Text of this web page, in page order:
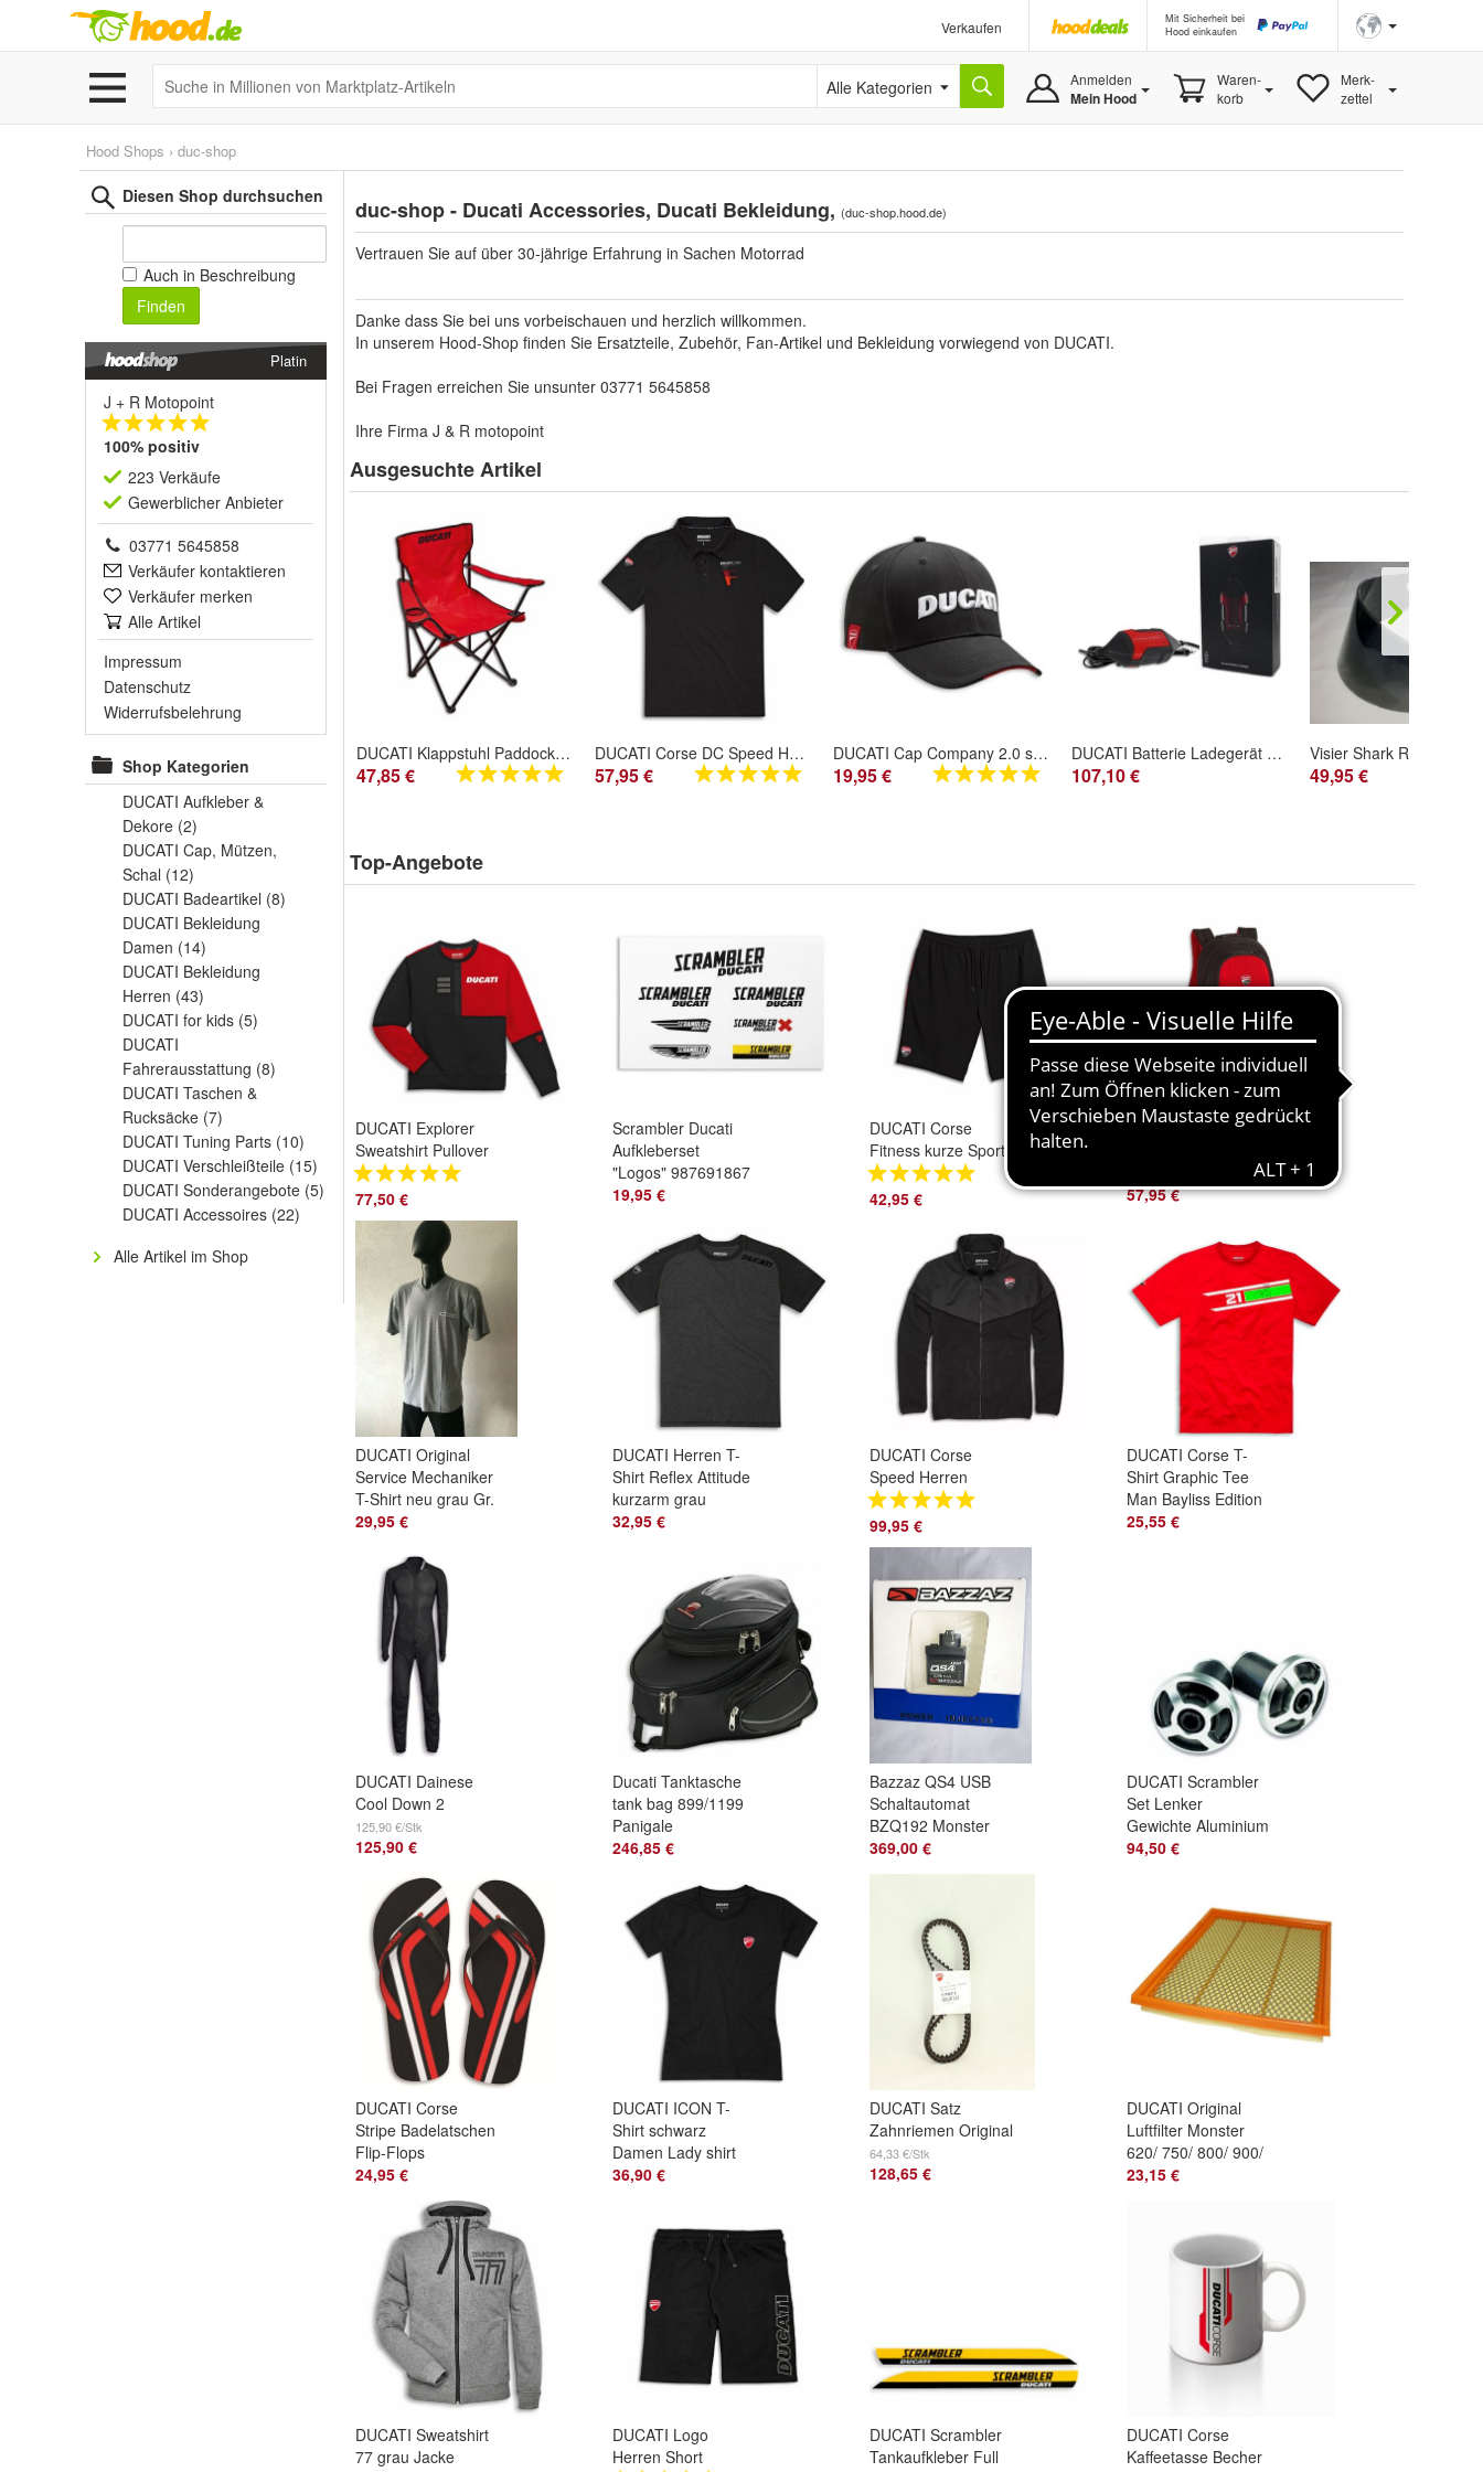
Verkaufen
Mit Sicherheit bei
Hood einkaufen
Alle Kategorien Anmelden
Mein Hood
Waren-
korb
Merk-
zettel
Hood Shops › duc-shop
Diesen Shop durchsuchen
Auch in Beschreibung
Finden
Platin
J + R Motopoint
100% positiv
223 Verkäufe
Gewerblicher Anbieter
03771 5645858
Verkäufer kontaktieren
Verkäufer merken
Alle Artikel
Impressum
Datenschutz
Widerrufsbelehrung
Shop Kategorien
DUCATI Aufkleber &
Dekore (2)
DUCATI Cap, Mützen,
Schal (12)
DUCATI Badeartikel (8)
DUCATI Bekleidung
Damen (14)
DUCATI Bekleidung
Herren (43)
DUCATI for kids (5)
DUCATI
Fahrerausstattung (8)
DUCATI Taschen &
Rucksäcke (7)
DUCATI Tuning Parts (10)
DUCATI Verschleißteile (15)
DUCATI Sonderangebote (5)
DUCATI Accessoires (22)
Alle Artikel im Shop
duc-shop - Ducati Accessories, Ducati Bekleidung, (duc-shop.hood.de)
Vertrauen Sie auf über 30-jährige Erfahrung in Sachen Motorrad
Danke dass Sie bei uns vorbeischauen und herzlich willkommen.
In unserem Hood-Shop finden Sie Ersatzteile, Zubehör, Fan-Artikel und Bekleidung vorwiegend von DUCATI.
Bei Fragen erreichen Sie unsunter 03771 5645858
Ihre Firma J & R motopoint
Ausgesuchte Artikel
DUCATI Klappstuhl Paddock Stuhl rot NEU 987800960
47,85 €
DUCATI Corse DC Speed Herren Polo Shirt schwarz T-Shirt black 987710766 kurzarm
57,95 €
DUCATI Cap Company 2.0 schwarz Kappe Basecap Mütze black 987701752
19,95 €
DUCATI Batterie Ladegerät mit Euro5 Adapter Battery Charger 69928471B
107,10 € 49,95 €
Top-Angebote
DUCATI Explorer
Sweatshirt Pullover
Herren Rundhals
schwarz rot
98770955
77,50 €
Scrambler Ducati
Aufkleberset
"Logos" 987691867
19,95 €
DUCATI Corse
Fitness kurze Sport
Hose Shorts
Sportswear schwarz
42,95 €
DUCATI Corse
987713271
57,95 €
DUCATI Original
Service Mechaniker
T-Shirt neu grau Gr.
XL
29,95 €
DUCATI Herren T-
Shirt Reflex Attitude
kurzarm grau
reflektierend
32,95 €
DUCATI Corse
Speed Herren
Fleecejacke
Sherpa-Fleece
schwarz 98771073
99,95 €
DUCATI Corse T-
Shirt Graphic Tee
Man Bayliss Edition
rot 98770459
25,55 €
DUCATI Dainese
Cool Down 2
Unterziehanzug
Racing Unteranzug
125,90 €/Stk
125,90 €
Ducati Tanktasche
tank bag 899/1199
Panigale
96780231A
246,85 €
Bazzaz QS4 USB
Schaltautomat
BZQ192 Monster
696 09-13 / 796 10-
12 Eurospec
369,00 €
DUCATI Scrambler
Set Lenker
Gewichte Aluminium
Handlebars Weights
94,50 €
DUCATI Corse
Stripe Badelatschen
Flip-Flops
Zehentrenner
98769729
24,95 €
DUCATI ICON T-
Shirt schwarz
Damen Lady shirt
black 987801303
36,90 €
DUCATI Satz
Zahnriemen Original
68 Z Monster, MTS,
Supersport
64,33 €/Stk
128,65 €
DUCATI Original
Luftfilter Monster
620/ 750/ 800/ 900/
1000 Air Filter
23,15 €
DUCATI Sweatshirt
77 grau Jacke
DUCATI Logo
Herren Short
DUCATI Scrambler
Tankaufkleber Full
DUCATI Corse
Kaffeetasse Becher